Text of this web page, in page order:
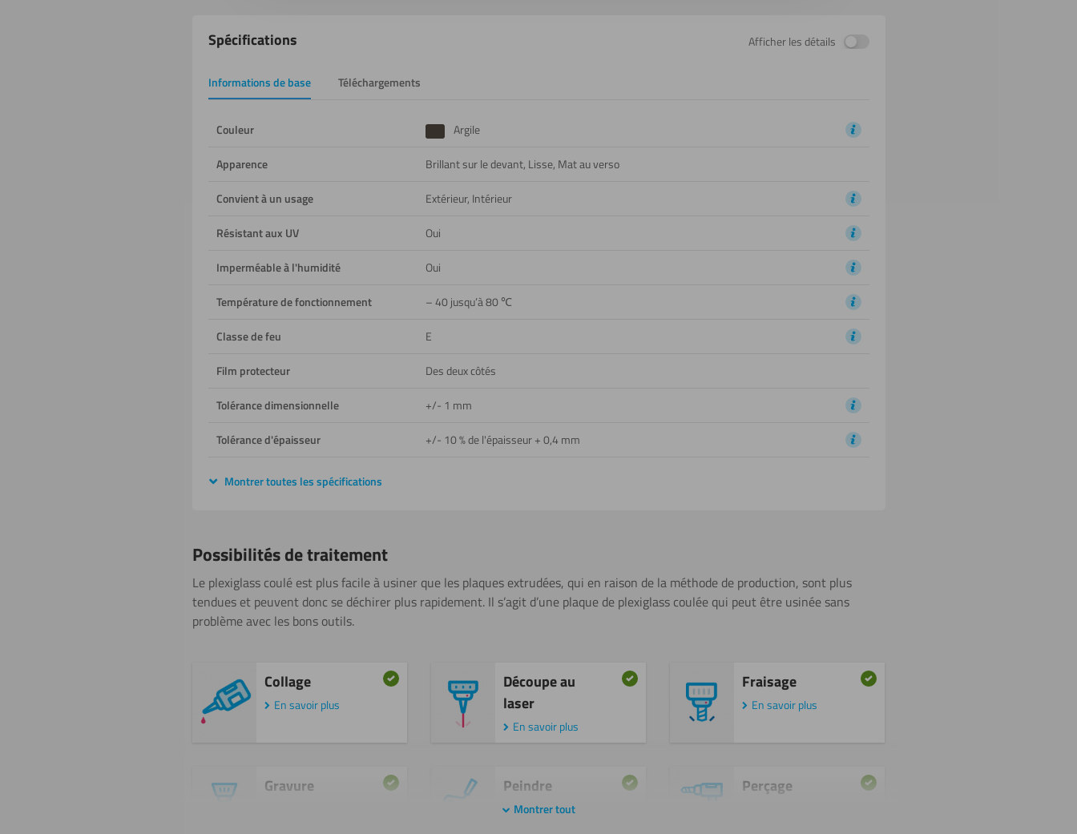
Propriétés
du
produit
Spécifications Afficher les détails
Informations de base Téléchargements
Couleur Argile
Apparence Brillant sur le devant, Lisse, Mat au verso
Convient à un usage Extérieur, Intérieur
Résistant aux UV Oui
Imperméable à l'humidité Oui
Température de fonctionnement – 40 jusqu’à 80 ℃
Classe de feu E
Film protecteur Des deux côtés
Tolérance dimensionnelle +/- 1 mm
Tolérance d'épaisseur +/- 10 % de l'épaisseur + 0,4 mm
Montrer toutes les spécifications
Possibilités de traitement
Le plexiglass coulé est plus facile à usiner que les plaques extrudées, qui en raison de la méthode de production, sont plus
tendues et peuvent donc se déchirer plus rapidement. Il s’agit d’une plaque de plexiglass coulée qui peut être usinée sans
problème avec les bons outils.
Collage
En savoir plus
Découpe au
laser
En savoir plus
Fraisage
En savoir plus
Gravure Peindre
En savoir plus
Perçage
Montrer tout